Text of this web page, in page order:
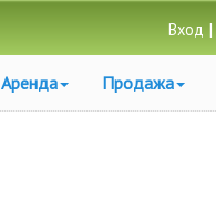
Вход |
Аренда Продажа